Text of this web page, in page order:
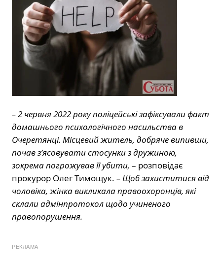
– 2 червня 2022 року поліцейські зафіксували факт
домашнього психологічного насильства в
Очеретянці. Місцевий житель, добряче випивши,
почав з’ясовувати стосунки з дружиною,
зокрема погрожував її убити, – розповідає
прокурор Олег Тимощук. – Щоб захиститися від
чоловіка, жінка викликала правоохоронців, які
склали адмінпротокол щодо учиненого
правопорушення.
РЕКЛАМА